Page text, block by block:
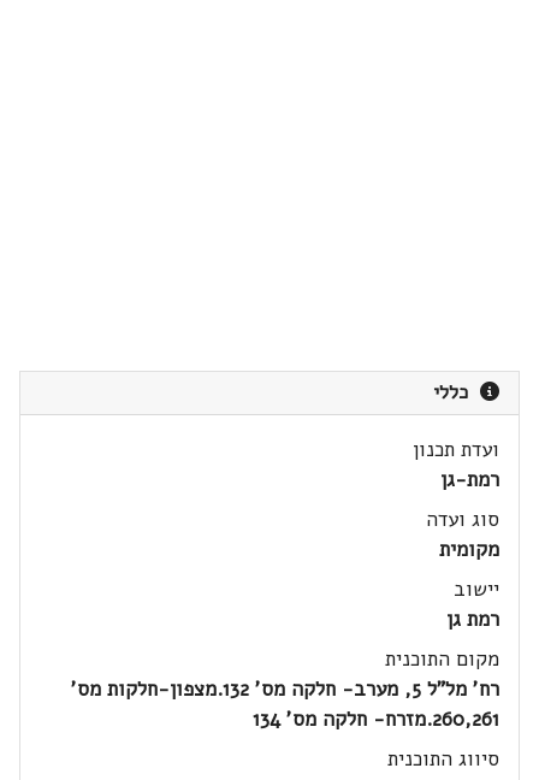
כללי
ועדת תכנון
רמת-גן
סוג ועדה
מקומית
יישוב
רמת גן
מקום התוכנית
רח' מל"ל 5, מערב- חלקה מס' 132.מצפון-חלקות מס'
260,261.מזרח- חלקה מס' 134
סיווג התוכנית